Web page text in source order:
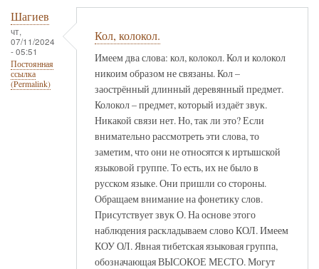
Шагиев
чт,
07/11/2024
- 05:51
Постоянная
ссылка
(Permalink)
Кол, колокол.
Имеем два слова: кол, колокол. Кол и колокол
никоим образом не связаны. Кол –
заострённый длинный деревянный предмет.
Колокол – предмет, который издаёт звук.
Никакой связи нет. Но, так ли это? Если
внимательно рассмотреть эти слова, то
заметим, что они не относятся к иртышской
языковой группе. То есть, их не было в
русском языке. Они пришли со стороны.
Обращаем внимание на фонетику слов.
Присутствует звук О. На основе этого
наблюдения раскладываем слово КОЛ. Имеем
КОУ ОЛ. Явная тибетская языковая группа,
обозначающая ВЫСОКОЕ МЕСТО. Могут